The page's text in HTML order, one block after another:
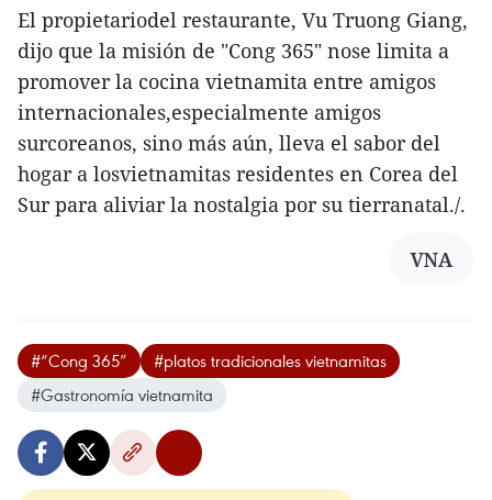
El propietariodel restaurante, Vu Truong Giang,
dijo que la misión de "Cong 365" nose limita a
promover la cocina vietnamita entre amigos
internacionales,especialmente amigos
surcoreanos, sino más aún, lleva el sabor del
hogar a losvietnamitas residentes en Corea del
Sur para aliviar la nostalgia por su tierranatal./.
VNA
#“Cong 365”
#platos tradicionales vietnamitas
#Gastronomía vietnamita